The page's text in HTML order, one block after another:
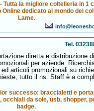
- Tutta la migliore coltelleria in 1
dedicato al mondo dei
Lame.
Tel.
diretta e distribuzione di
per aziende.
articoli promozionali su
tutto il ns. Staff è a
successo: braccialetti e
occhiali da sole, usb, shopper,
badge.